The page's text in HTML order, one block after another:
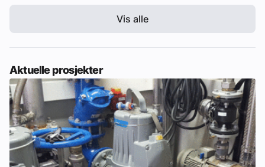
Vis alle
Aktuelle prosjekter